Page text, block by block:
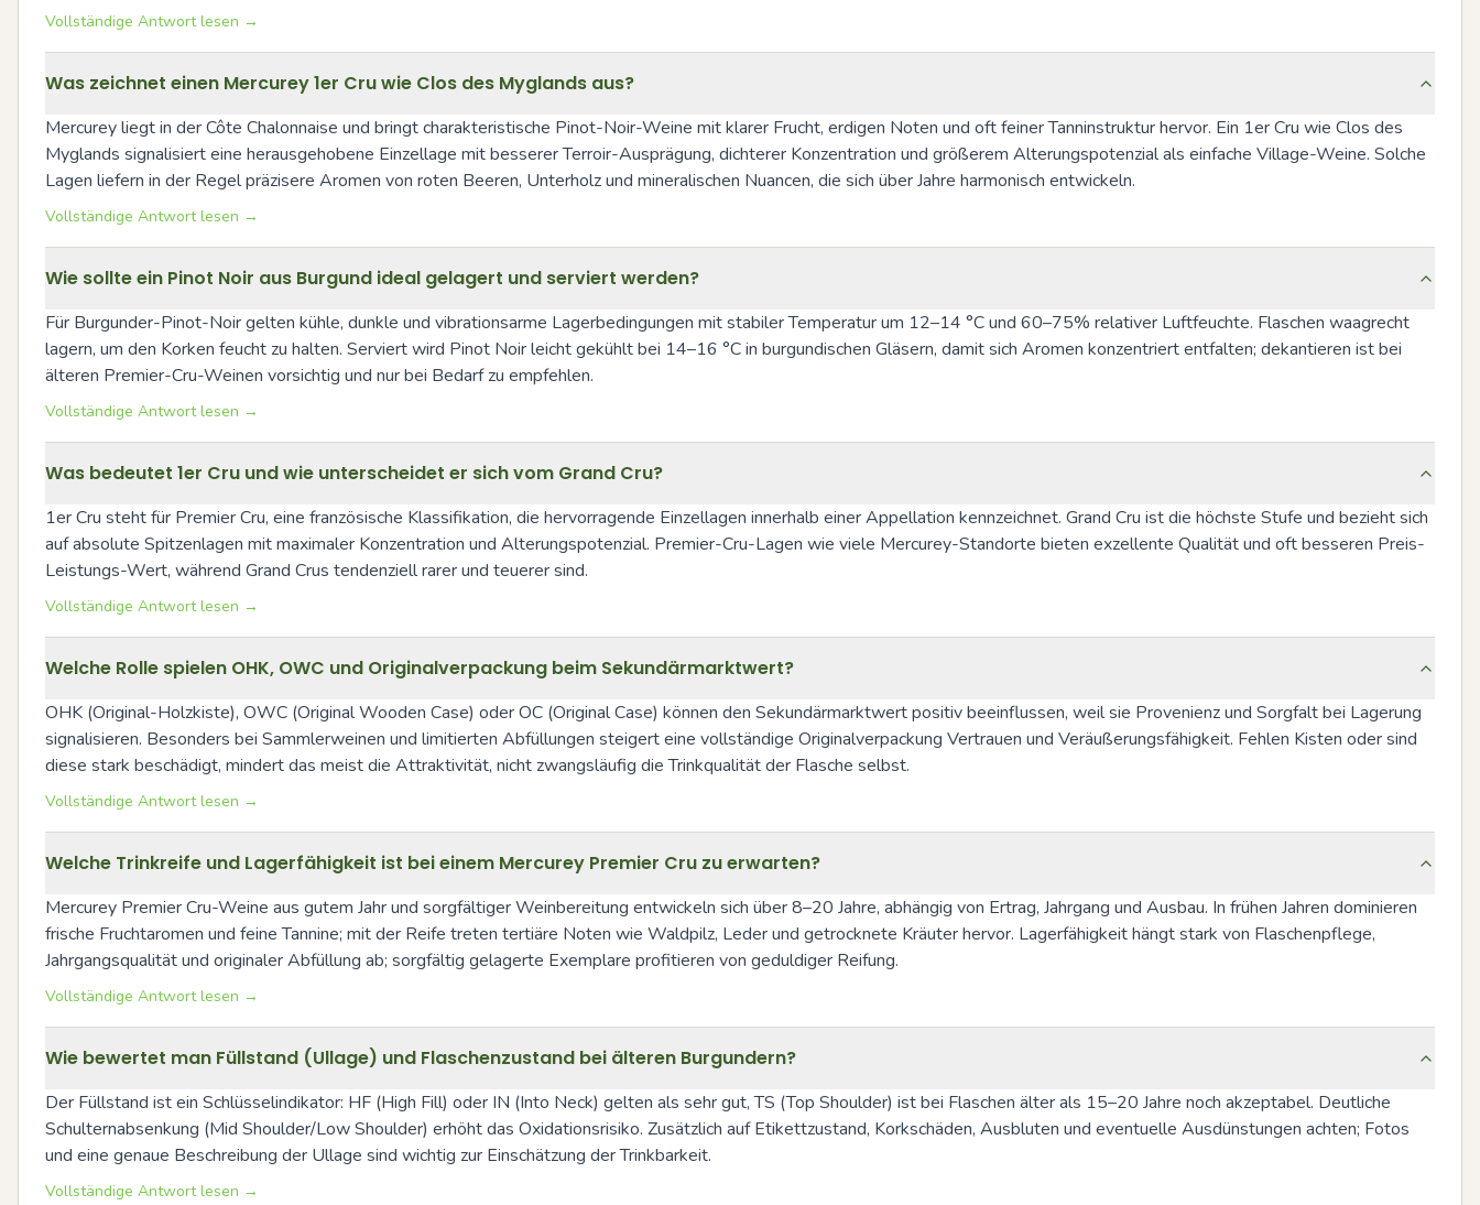
Vollständige Antwort lesen →
Was zeichnet einen Mercurey 1er Cru wie Clos des Myglands aus?
Mercurey liegt in der Côte Chalonnaise und bringt charakteristische Pinot-Noir-Weine mit klarer Frucht, erdigen Noten und oft feiner Tanninstruktur hervor. Ein 1er Cru wie Clos des
Myglands signalisiert eine herausgehobene Einzellage mit besserer Terroir-Ausprägung, dichterer Konzentration und größerem Alterungspotenzial als einfache Village-Weine. Solche
Lagen liefern in der Regel präzisere Aromen von roten Beeren, Unterholz und mineralischen Nuancen, die sich über Jahre harmonisch entwickeln.
Vollständige Antwort lesen →
Wie sollte ein Pinot Noir aus Burgund ideal gelagert und serviert werden?
Für Burgunder-Pinot-Noir gelten kühle, dunkle und vibrationsarme Lagerbedingungen mit stabiler Temperatur um 12–14 °C und 60–75% relativer Luftfeuchte. Flaschen waagrecht
lagern, um den Korken feucht zu halten. Serviert wird Pinot Noir leicht gekühlt bei 14–16 °C in burgundischen Gläsern, damit sich Aromen konzentriert entfalten; dekantieren ist bei
älteren Premier-Cru-Weinen vorsichtig und nur bei Bedarf zu empfehlen.
Vollständige Antwort lesen →
Was bedeutet 1er Cru und wie unterscheidet er sich vom Grand Cru?
1er Cru steht für Premier Cru, eine französische Klassifikation, die hervorragende Einzellagen innerhalb einer Appellation kennzeichnet. Grand Cru ist die höchste Stufe und bezieht sich
auf absolute Spitzenlagen mit maximaler Konzentration und Alterungspotenzial. Premier-Cru-Lagen wie viele Mercurey-Standorte bieten exzellente Qualität und oft besseren Preis-
Leistungs-Wert, während Grand Crus tendenziell rarer und teuerer sind.
Vollständige Antwort lesen →
Welche Rolle spielen OHK, OWC und Originalverpackung beim Sekundärmarktwert?
OHK (Original-Holzkiste), OWC (Original Wooden Case) oder OC (Original Case) können den Sekundärmarktwert positiv beeinflussen, weil sie Provenienz und Sorgfalt bei Lagerung
signalisieren. Besonders bei Sammlerweinen und limitierten Abfüllungen steigert eine vollständige Originalverpackung Vertrauen und Veräußerungsfähigkeit. Fehlen Kisten oder sind
diese stark beschädigt, mindert das meist die Attraktivität, nicht zwangsläufig die Trinkqualität der Flasche selbst.
Vollständige Antwort lesen →
Welche Trinkreife und Lagerfähigkeit ist bei einem Mercurey Premier Cru zu erwarten?
Mercurey Premier Cru-Weine aus gutem Jahr und sorgfältiger Weinbereitung entwickeln sich über 8–20 Jahre, abhängig von Ertrag, Jahrgang und Ausbau. In frühen Jahren dominieren
frische Fruchtaromen und feine Tannine; mit der Reife treten tertiäre Noten wie Waldpilz, Leder und getrocknete Kräuter hervor. Lagerfähigkeit hängt stark von Flaschenpflege,
Jahrgangsqualität und originaler Abfüllung ab; sorgfältig gelagerte Exemplare profitieren von geduldiger Reifung.
Vollständige Antwort lesen →
Wie bewertet man Füllstand (Ullage) und Flaschenzustand bei älteren Burgundern?
Der Füllstand ist ein Schlüsselindikator: HF (High Fill) oder IN (Into Neck) gelten als sehr gut, TS (Top Shoulder) ist bei Flaschen älter als 15–20 Jahre noch akzeptabel. Deutliche
Schulternabsenkung (Mid Shoulder/Low Shoulder) erhöht das Oxidationsrisiko. Zusätzlich auf Etikettzustand, Korkschäden, Ausbluten und eventuelle Ausdünstungen achten; Fotos
und eine genaue Beschreibung der Ullage sind wichtig zur Einschätzung der Trinkbarkeit.
Vollständige Antwort lesen →